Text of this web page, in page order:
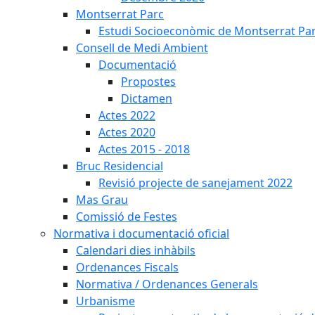
Montserrat Parc
Estudi Socioeconòmic de Montserrat
Consell de Medi Ambient
Documentació
Propostes
Dictamen
Actes 2022
Actes 2020
Actes 2015 - 2018
Bruc Residencial
Revisió projecte de sanejament 2022
Mas Grau
Comissió de Festes
Normativa i documentació oficial
Calendari dies inhàbils
Ordenances Fiscals
Normativa / Ordenances Generals
Urbanisme